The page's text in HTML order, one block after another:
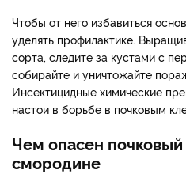
Чтобы от него избавиться
уделять профилактике.
сорта, следите за кустами с
собирайте и уничтожайте
Инсектицидные химические
настои в борьбе в почковым
Чем опасен
смородине